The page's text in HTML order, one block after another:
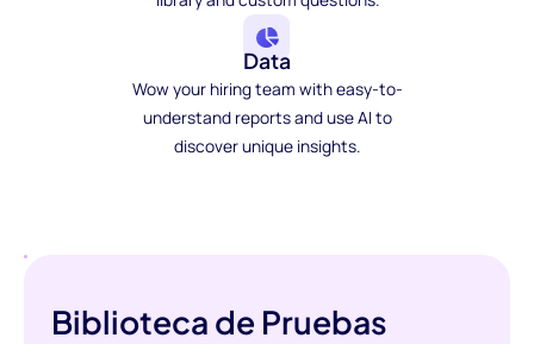
Data
Wow your hiring team with easy-to-
understand reports and use AI to
discover unique insights.
Biblioteca de Pruebas